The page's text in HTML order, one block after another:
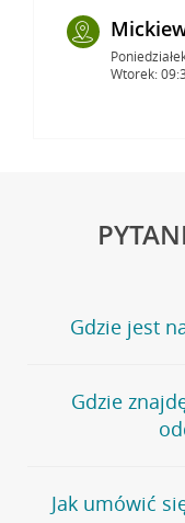
Wtorek:
Gdzie jest
Jeśli szukasz
stronęPlacówki i
wygodna
oddziałów
Gdzie
Bank Credit
telefonu do
Jak umówić